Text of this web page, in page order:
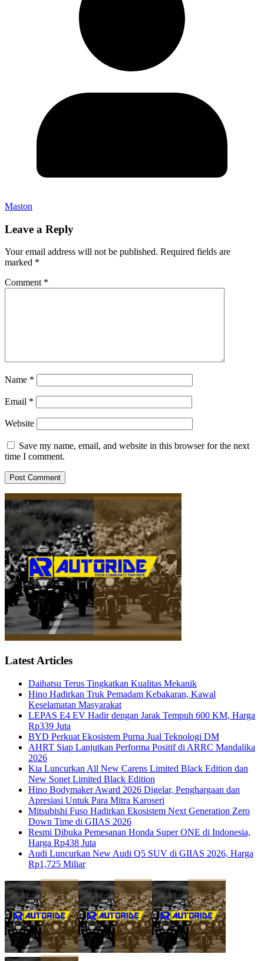
Maston
Leave a Reply
Your email address will not be published. Required fields are
marked *
Comment *
Name *
Email *
Website
Save my name, email, and website in this browser for the next
time I comment.
Latest Articles
Daihatsu Terus Tingkatkan Kualitas Mekanik
Hino Hadirkan Truk Pemadam Kebakaran, Kawal
Keselamatan Masyarakat
LEPAS E4 EV Hadir dengan Jarak Tempuh 600 KM, Harga
Rp339 Juta
BYD Perkuat Ekosistem Purna Jual Teknologi DM
AHRT Siap Lanjutkan Performa Positif di ARRC Mandalika
2026
Kia Luncurkan All New Carens Limited Black Edition dan
New Sonet Limited Black Edition
Hino Bodymaker Award 2026 Digelar, Penghargaan dan
Apresiasi Untuk Para Mitra Karoseri
Mitsubishi Fuso Hadirkan Ekosistem Next Generation Zero
Down Time di GIIAS 2026
Resmi Dibuka Pemesanan Honda Super ONE di Indonesia,
Harga Rp438 Juta
Audi Luncurkan New Audi Q5 SUV di GIIAS 2026, Harga
Rp1,725 Miliar